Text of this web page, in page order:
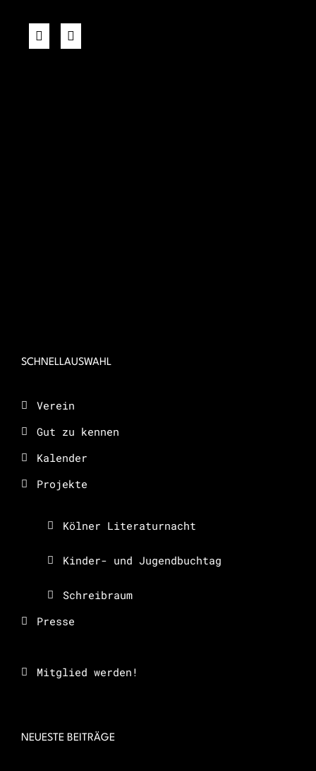
SCHNELLAUSWAHL
Verein
Gut zu kennen
Kalender
Projekte
Kölner Literaturnacht
Kinder- und Jugendbuchtag
Schreibraum
Presse
Mitglied werden!
NEUESTE BEITRÄGE